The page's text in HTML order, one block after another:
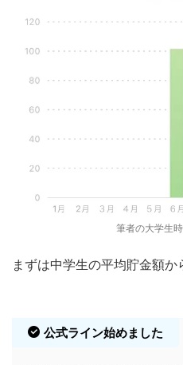
筆者の大学生
まずは中学生の平均貯金額か
公式ライン始めました